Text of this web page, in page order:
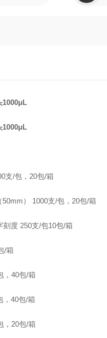
1000μL
1000μL
支/包，20包/箱
） 1000支/包，20包/箱
刻度 250支/包10包/箱
/箱
，40包/箱
，40包/箱
，20包/箱